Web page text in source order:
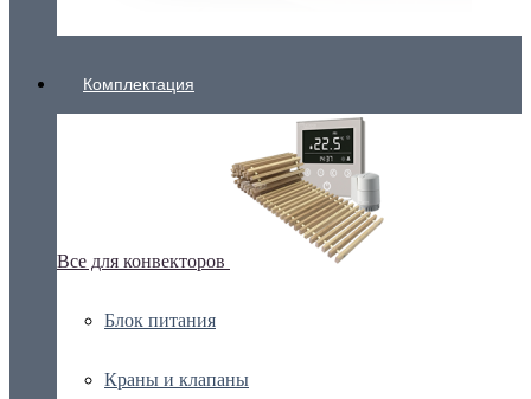
Комплектация
Все для конвекторов
Блок питания
Краны и клапаны